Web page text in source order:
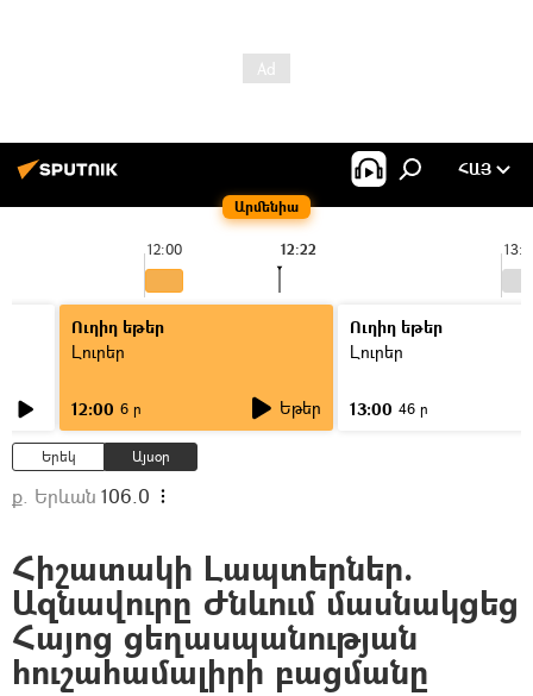
Արմենիա
ՀԱՅ
12:00 12:22
Ուղիղ եթեր
Լուրեր
12:00 6 ր Եթեր
Ուղիղ եթեր
Լուրեր
13:00 46 ր
Երեկ Այսօր
ք. Երևան 106.0
Հիշատակի Լապտերներ.
Ազնավուրը Ժնևում մասնակցեց
Հայոց ցեղասպանության
հուշահամալիրի բացմանը